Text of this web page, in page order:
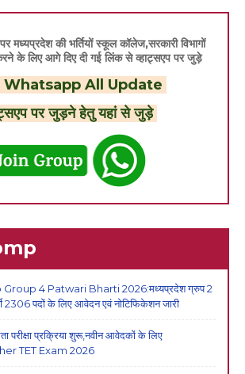
मध्यप्रदेश की भर्तियों स्कूल कॉलेज,सरकारी विभागों
के लिए आगे दिए दी गई लिंक से व्हाट्सएप पर जुड़े
Whatsapp All Update
पर जुड़ने हेतु यहां से जुड़े
4 Patwari Bharti 2026:मध्यप्रदेश ग्रुप 2
2306 पदों के लिए आवेदन एवं नोटिफिकेशन जारी
परीक्षा प्रक्रिया शुरू,नवीन आवेदकों के लिए
TET Exam 2026